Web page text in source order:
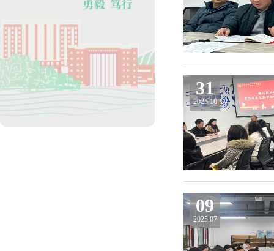
31
2025.10
09
2025.07